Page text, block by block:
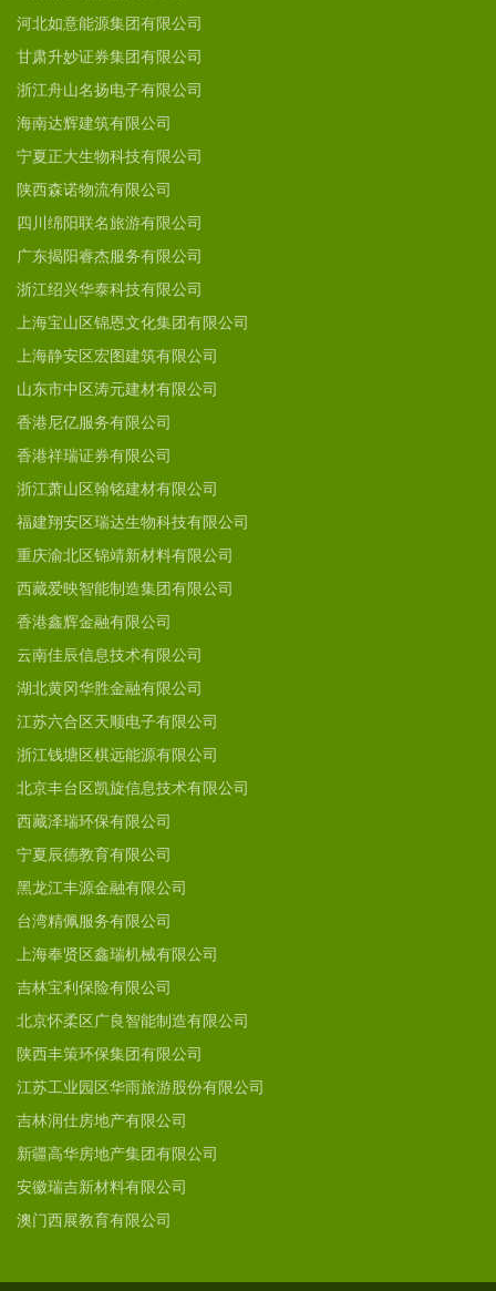
河北如意能源集团有限公司
甘肃升妙证券集团有限公司
浙江舟山名扬电子有限公司
海南达辉建筑有限公司
宁夏正大生物科技有限公司
陕西森诺物流有限公司
四川绵阳联名旅游有限公司
广东揭阳睿杰服务有限公司
浙江绍兴华泰科技有限公司
上海宝山区锦恩文化集团有限公司
上海静安区宏图建筑有限公司
山东市中区涛元建材有限公司
香港尼亿服务有限公司
香港祥瑞证券有限公司
浙江萧山区翰铭建材有限公司
福建翔安区瑞达生物科技有限公司
重庆渝北区锦靖新材料有限公司
西藏爱映智能制造集团有限公司
香港鑫辉金融有限公司
云南佳辰信息技术有限公司
湖北黄冈华胜金融有限公司
江苏六合区天顺电子有限公司
浙江钱塘区棋远能源有限公司
北京丰台区凯旋信息技术有限公司
西藏泽瑞环保有限公司
宁夏辰德教育有限公司
黑龙江丰源金融有限公司
台湾精佩服务有限公司
上海奉贤区鑫瑞机械有限公司
吉林宝利保险有限公司
北京怀柔区广良智能制造有限公司
陕西丰策环保集团有限公司
江苏工业园区华雨旅游股份有限公司
吉林润仕房地产有限公司
新疆高华房地产集团有限公司
安徽瑞吉新材料有限公司
澳门西展教育有限公司